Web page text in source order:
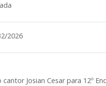
2026
Josian Cesar para 12º